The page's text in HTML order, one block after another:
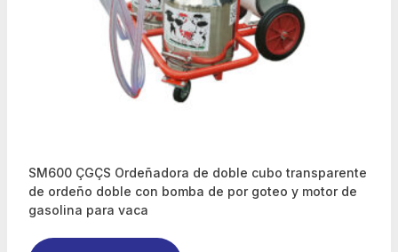
SM600 ÇGÇS Ordeñadora de doble cubo transparente
de ordeño doble con bomba de por goteo y motor de
gasolina para vaca